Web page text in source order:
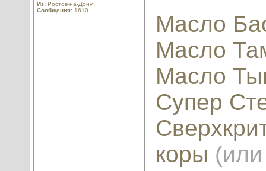
Из: Ростов-на-Дону
Сообщения: 1610
Масло
Масло
Масло
Супер
коры